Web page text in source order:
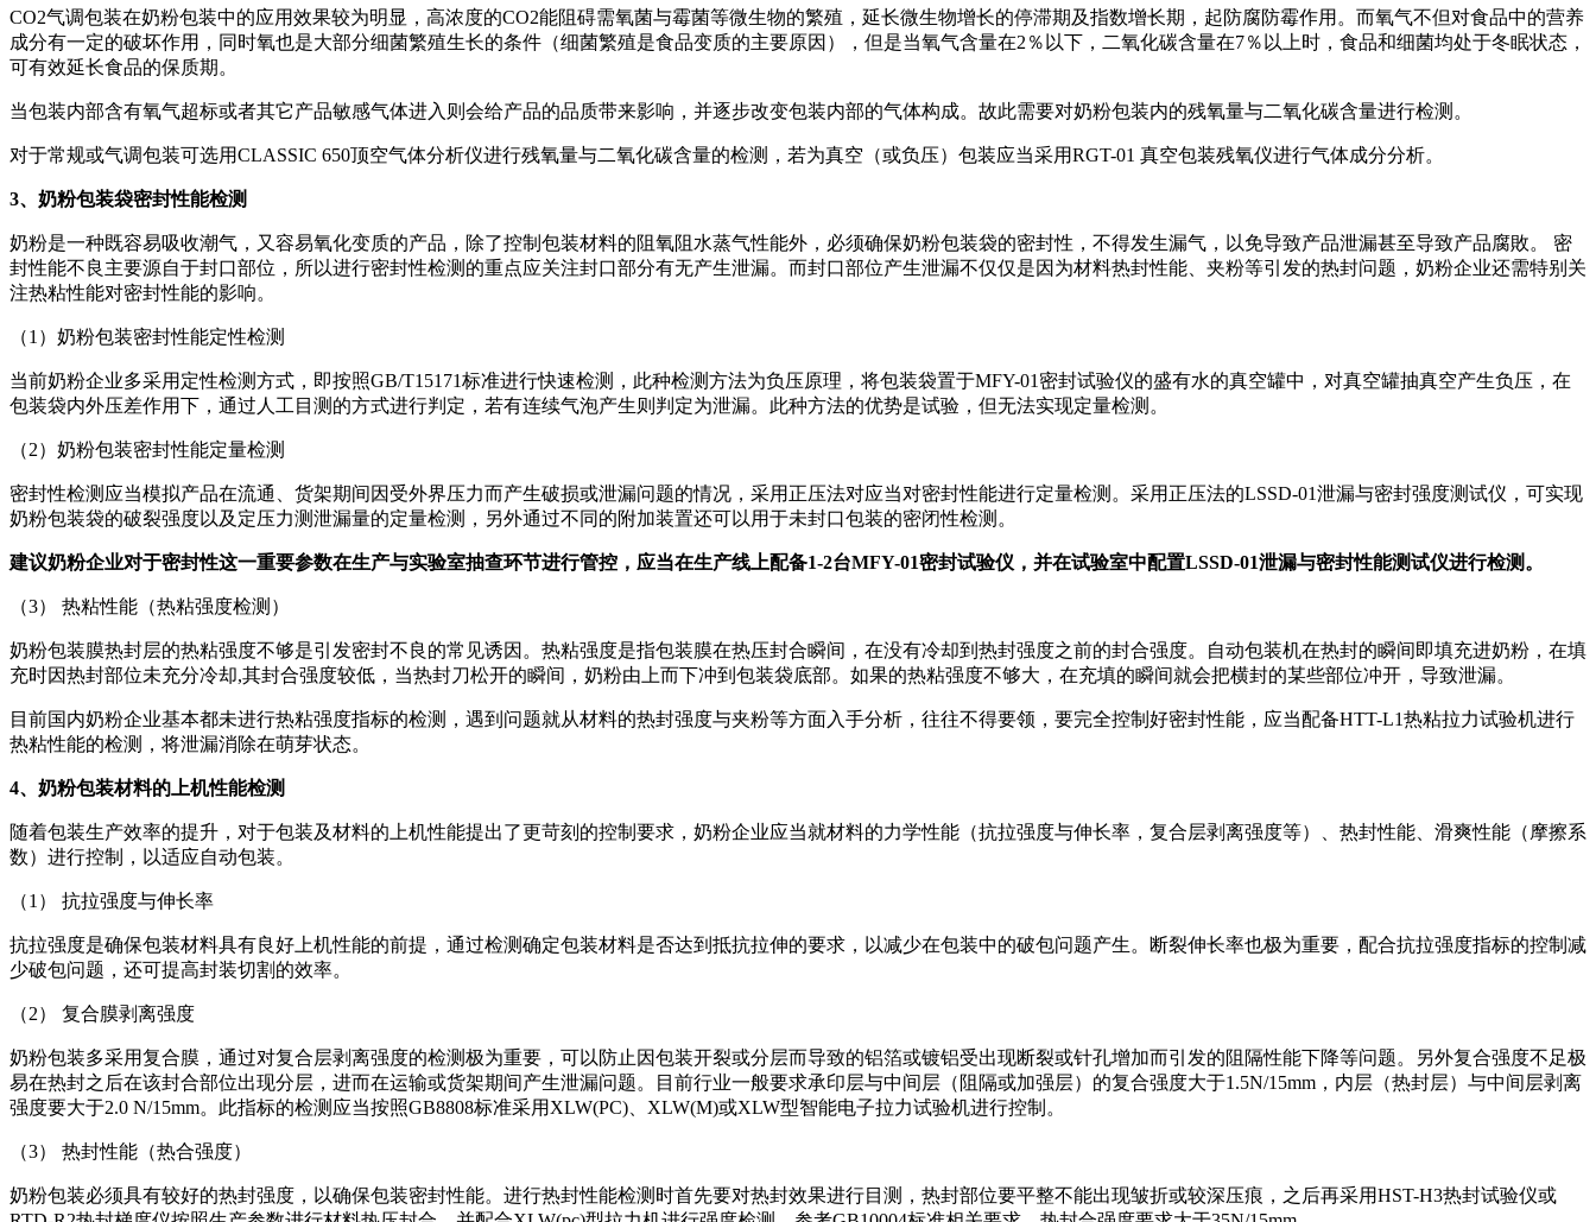
CO2气调包装在奶粉包装中的应用效果较为明显，高浓度的CO2能阻碍需氧菌与霉菌等微生物的繁殖，延长微生物增长的停滞期及指数增长期，起防腐防霉作用。而氧气不但对食品中的营养
成分有一定的破坏作用，同时氧也是大部分细菌繁殖生长的条件（细菌繁殖是食品变质的主要原因），但是当氧气含量在2％以下，二氧化碳含量在7％以上时，食品和细菌均处于冬眠状态，
可有效延长食品的保质期。
当包装内部含有氧气超标或者其它产品敏感气体进入则会给产品的品质带来影响，并逐步改变包装内部的气体构成。故此需要对奶粉包装内的残氧量与二氧化碳含量进行检测。
对于常规或气调包装可选用CLASSIC 650顶空气体分析仪进行残氧量与二氧化碳含量的检测，若为真空（或负压）包装应当采用RGT-01 真空包装残氧仪进行气体成分分析。
3、奶粉包装袋密封性能检测
奶粉是一种既容易吸收潮气，又容易氧化变质的产品，除了控制包装材料的阻氧阻水蒸气性能外，必须确保奶粉包装袋的密封性，不得发生漏气，以免导致产品泄漏甚至导致产品腐敗。 密
封性能不良主要源自于封口部位，所以进行密封性检测的重点应关注封口部分有无产生泄漏。而封口部位产生泄漏不仅仅是因为材料热封性能、夹粉等引发的热封问题，奶粉企业还需特别关
注热粘性能对密封性能的影响。
（1）奶粉包装密封性能定性检测
当前奶粉企业多采用定性检测方式，即按照GB/T15171标准进行快速检测，此种检测方法为负压原理，将包装袋置于MFY-01密封试验仪的盛有水的真空罐中，对真空罐抽真空产生负压，在
包装袋内外压差作用下，通过人工目测的方式进行判定，若有连续气泡产生则判定为泄漏。此种方法的优势是试验，但无法实现定量检测。
（2）奶粉包装密封性能定量检测
密封性检测应当模拟产品在流通、货架期间因受外界压力而产生破损或泄漏问题的情况，采用正压法对应当对密封性能进行定量检测。采用正压法的LSSD-01泄漏与密封强度测试仪，可实现
奶粉包装袋的破裂强度以及定压力测泄漏量的定量检测，另外通过不同的附加装置还可以用于未封口包装的密闭性检测。
建议奶粉企业对于密封性这一重要参数在生产与实验室抽查环节进行管控，应当在生产线上配备1-2台MFY-01密封试验仪，并在试验室中配置LSSD-01泄漏与密封性能测试仪进行检测。
（3） 热粘性能（热粘强度检测）
奶粉包装膜热封层的热粘强度不够是引发密封不良的常见诱因。热粘强度是指包装膜在热压封合瞬间，在没有冷却到热封强度之前的封合强度。自动包装机在热封的瞬间即填充进奶粉，在填
充时因热封部位未充分冷却,其封合强度较低，当热封刀松开的瞬间，奶粉由上而下冲到包装袋底部。如果的热粘强度不够大，在充填的瞬间就会把横封的某些部位冲开，导致泄漏。
目前国内奶粉企业基本都未进行热粘强度指标的检测，遇到问题就从材料的热封强度与夹粉等方面入手分析，往往不得要领，要完全控制好密封性能，应当配备HTT-L1热粘拉力试验机进行
热粘性能的检测，将泄漏消除在萌芽状态。
4、奶粉包装材料的上机性能检测
随着包装生产效率的提升，对于包装及材料的上机性能提出了更苛刻的控制要求，奶粉企业应当就材料的力学性能（抗拉强度与伸长率，复合层剥离强度等）、热封性能、滑爽性能（摩擦系
数）进行控制，以适应自动包装。
（1） 抗拉强度与伸长率
抗拉强度是确保包装材料具有良好上机性能的前提，通过检测确定包装材料是否达到抵抗拉伸的要求，以减少在包装中的破包问题产生。断裂伸长率也极为重要，配合抗拉强度指标的控制减
少破包问题，还可提高封装切割的效率。
（2） 复合膜剥离强度
奶粉包装多采用复合膜，通过对复合层剥离强度的检测极为重要，可以防止因包装开裂或分层而导致的铝箔或镀铝受出现断裂或针孔增加而引发的阻隔性能下降等问题。另外复合强度不足极
易在热封之后在该封合部位出现分层，进而在运输或货架期间产生泄漏问题。目前行业一般要求承印层与中间层（阻隔或加强层）的复合强度大于1.5N/15mm，内层（热封层）与中间层剥离
强度要大于2.0 N/15mm。此指标的检测应当按照GB8808标准采用XLW(PC)、XLW(M)或XLW型智能电子拉力试验机进行控制。
（3） 热封性能（热合强度）
奶粉包装必须具有较好的热封强度，以确保包装密封性能。进行热封性能检测时首先要对热封效果进行目测，热封部位要平整不能出现皱折或较深压痕，之后再采用HST-H3热封试验仪或